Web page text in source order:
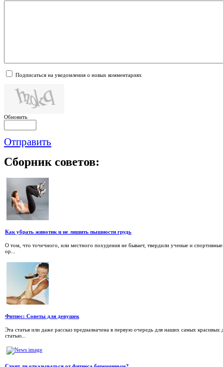
Подписаться на уведомления о новых комментариях
Обновить
Отправить
Сборник советов:
Как убрать животик и не лишить пышности грудь
О том, что точечного, или местного похудения не бывает, твердили ученые и
ор...
Фитнес: Советы для девушек
Эта статья или даже рассказ предназначена в первую очередь для наших самых
статью...